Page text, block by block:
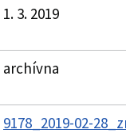
1. 3. 2019
archívna
9178_2019-02-